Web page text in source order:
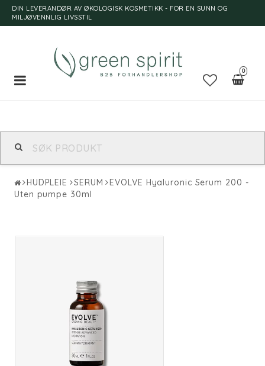
DIN LEVERANDØR AV ØKOLOGISK KOSMETIKK - FOR EN SUNN OG
MILJØVENNLIG LIVSSTIL
0
Toggle
navigation
HUDPLEIE SERUM
EVOLVE Hyaluronic Serum 200 -
Uten pumpe 30ml